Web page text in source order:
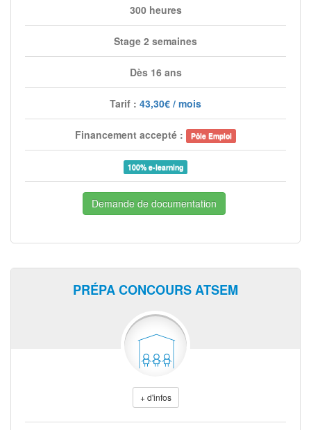
300 heures
Stage 2 semaines
Dès 16 ans
Tarif : 43,30€ / mois
Financement accepté : Pôle Emploi
100% e-learning
Demande de documentation
PRÉPA CONCOURS ATSEM
+ d'infos